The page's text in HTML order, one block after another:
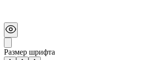
Размер шрифта